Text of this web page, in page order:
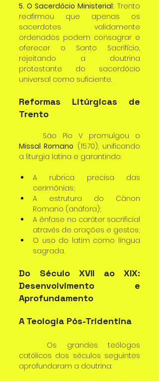
5. O Sacerdócio Ministerial: Trento
reafirmou que apenas os
sacerdotes validamente
ordenados podem consagrar e
oferecer o Santo Sacrifício,
rejeitando a doutrina
protestante do sacerdócio
universal como suficiente.
Reformas Litúrgicas de
Trento
Missal Romano (1570), unificando
a liturgia latina e garantindo:
A rubrica precisa das
cerimônias;
A estrutura do Cânon
Romano (anáfora);
A ênfase no caráter sacrificial
através de orações e gestos;
O uso do latim como língua
sagrada.
Do Século XVII ao XIX:
Desenvolvimento e
Aprofundamento
A Teologia Pós-Tridentina
católicos dos séculos seguintes
aprofundaram a doutrina: